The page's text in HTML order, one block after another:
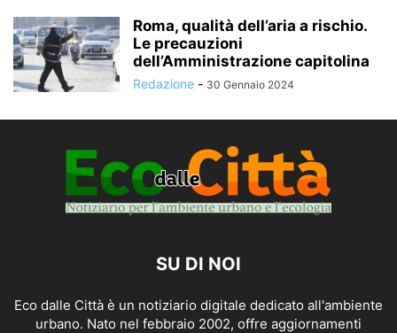
Roma, qualità dell’aria a rischio.
Le precauzioni
dell’Amministrazione capitolina
Redazione - 30 Gennaio 2024
SU DI NOI
Eco dalle Città è un notiziario digitale dedicato all'ambiente
urbano. Nato nel febbraio 2002, offre aggiornamenti